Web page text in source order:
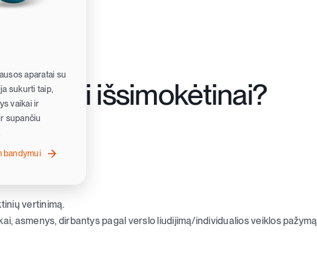
pirkti išsimokėtinai?
vertinimą.
asmenys, dirbantys pagal verslo liudijimą/individualios veiklos pažymą
aparatai su
sukurti taip,
vaikai ir
supančiu
bandymui